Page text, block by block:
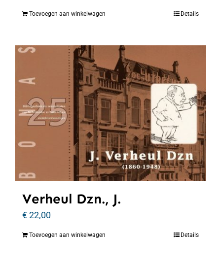
Toevoegen aan winkelwagen Details
Verheul Dzn., J.
€22,00
Toevoegen aan winkelwagen Details